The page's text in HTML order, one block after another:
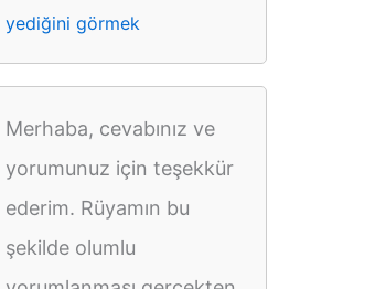
yediğini görmek
Merhaba, cevabınız ve
yorumunuz için teşekkür
ederim. Rüyamın bu
şekilde olumlu